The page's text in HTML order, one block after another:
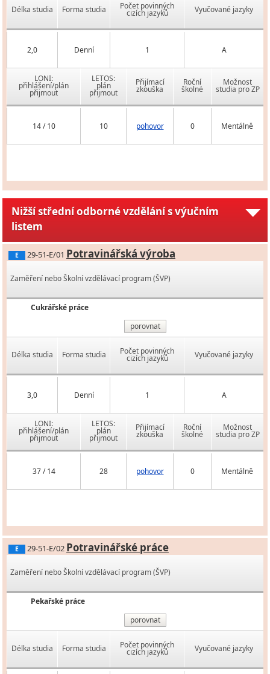
Délka studia Forma studia Počet povinných
cizích jazyků Vyučované jazyky
2,0 Denní 1 A
LONI:
přihlášení/plán
přijmout
LETOS:
plán
přijmout
Přijímací
zkouška
Roční
školné
Možnost
studia pro ZP
14 / 10 10 pohovor 0 Mentálně
Nižší střední odborné vzdělání s výučním
listem
E 29-51-E/01 Potravinářská výroba
Zaměření nebo Školní vzdělávací program (ŠVP)
Cukrářské práce
porovnat
Délka studia Forma studia Počet povinných
cizích jazyků Vyučované jazyky
3,0 Denní 1 A
LONI:
přihlášení/plán
přijmout
LETOS:
plán
přijmout
Přijímací
zkouška
Roční
školné
Možnost
studia pro ZP
37 / 14 28 pohovor 0 Mentálně
E 29-51-E/02 Potravinářské práce
Zaměření nebo Školní vzdělávací program (ŠVP)
Pekařské práce
porovnat
Délka studia Forma studia Počet povinných
cizích jazyků Vyučované jazyky